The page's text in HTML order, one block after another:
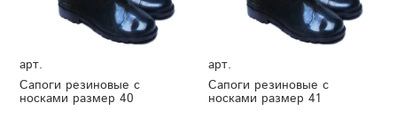
арт.
Сапоги резиновые с
носками размер 40
арт.
Сапоги резиновые с
носками размер 41